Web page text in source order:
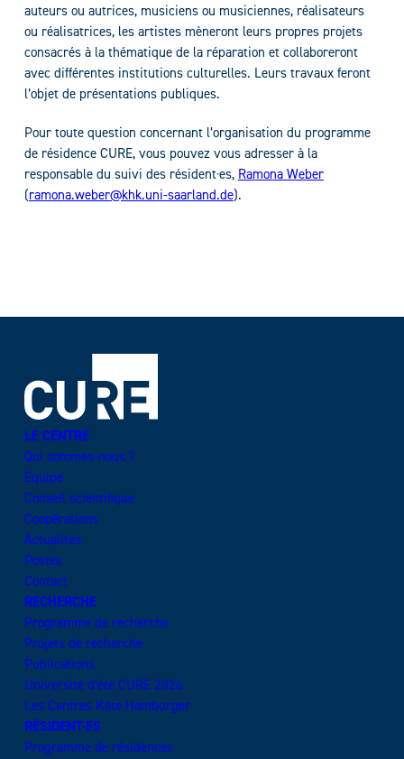
auteurs ou autrices, musiciens ou musiciennes, réalisateurs
ou réalisatrices, les artistes mèneront leurs propres projets
consacrés à la thématique de la réparation et collaboreront
avec différentes institutions culturelles. Leurs travaux feront
l’objet de présentations publiques.
Pour toute question concernant l’organisation du programme
de résidence CURE, vous pouvez vous adresser à la
responsable du suivi des résident·es, Ramona Weber
(ramona.weber@khk.uni-saarland.de).
LE CENTRE
Qui sommes-nous ?
Équipe
Conseil scientifique
Coopérations
Actualités
Postes
Contact
RECHERCHE
Programme de recherche
Projets de recherche
Publications
Université d’été CURE 2026
Les Centres Käte Hamburger
RÉSIDENT·ES
Programme de résidences